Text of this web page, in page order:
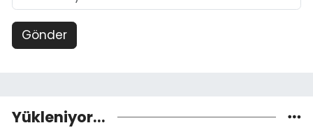
Gönder
Yükleniyor...